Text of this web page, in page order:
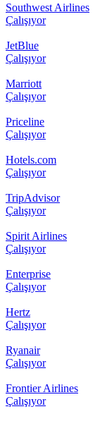
Southwest Airlines
Çalışıyor
JetBlue
Çalışıyor
Marriott
Çalışıyor
Priceline
Çalışıyor
Hotels.com
Çalışıyor
TripAdvisor
Çalışıyor
Spirit Airlines
Çalışıyor
Enterprise
Çalışıyor
Hertz
Çalışıyor
Ryanair
Çalışıyor
Frontier Airlines
Çalışıyor